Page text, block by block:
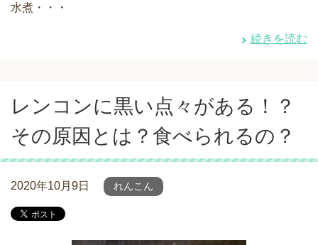
水煮・・・
続きを読む
レンコンに黒い点々がある！？
その原因とは？食べられるの？
2020年10月9日 れんこん